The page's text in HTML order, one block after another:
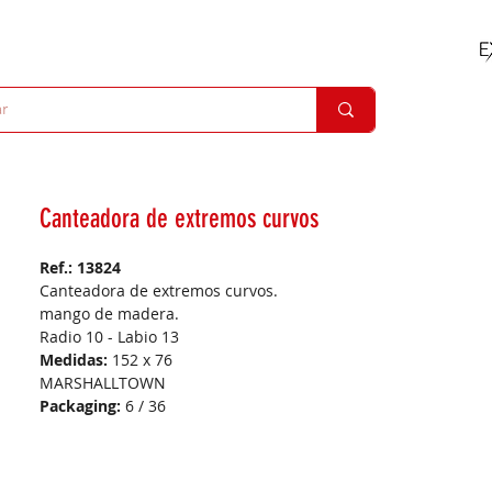
Canteadora de extremos curvos
Ref.: 13824
Canteadora de extremos curvos.
mango de madera.
Radio 10 - Labio 13
Medidas: 152 x 76
MARSHALLTOWN
Packaging: 6 / 36